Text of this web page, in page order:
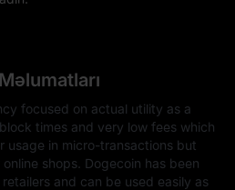
focused on actual utility as a
times and very low fees which
usage in micro-transactions but
shops. Dogecoin has been
and can be used easily as